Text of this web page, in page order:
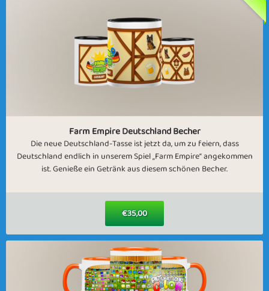
Farm Empire Deutschland Becher
Die neue Deutschland-Tasse ist jetzt da, um zu feiern, dass
Deutschland endlich in unserem Spiel „Farm Empire“ angekommen
ist. Genieße ein Getränk aus diesem schönen Becher.
€35,00